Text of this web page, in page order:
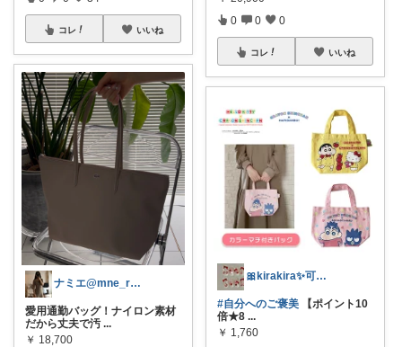
コレ いいね
ナミエ@mne_roomフォロワー15万
愛用通勤バッグ！ナイロン素材
だから丈夫で汚 ...
￥ 18,700
0 0 0
コレ いいね
🎀kirakira✨可愛い大好き🎀
#自分へのご褒美 【ポイント10
倍★8 ...
￥ 1,760